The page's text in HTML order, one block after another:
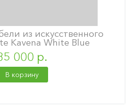
из искусственного
Kavena White Blue
000 р.
В корзину